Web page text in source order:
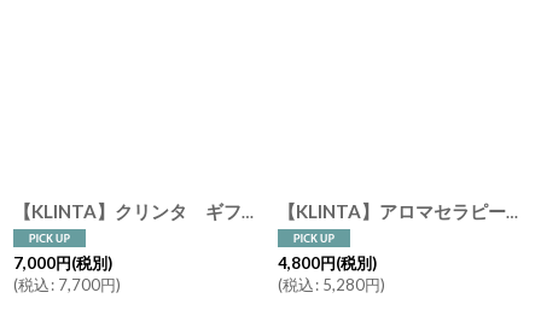
【KLINTA】クリンタ ギフトセット メンズコレクション マッサージキャンドル アロマキャンドル キャンドル アロマ ３個セット ギフト プレゼント
7,000円(税別)
(税込: 7,700円)
【KLINTA】アロマセラピー マッサージキャンドル １８０ml ティーツリー ゼラニウム レモングラス オレンジ シダーウッド Aromaterapi Mssage Candle スウェーデン イギリス
4,800円(税別)
(税込: 5,280円)